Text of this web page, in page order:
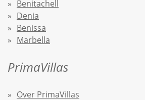
Benitachell
Denia
Benissa
Marbella
PrimaVillas
Over PrimaVillas